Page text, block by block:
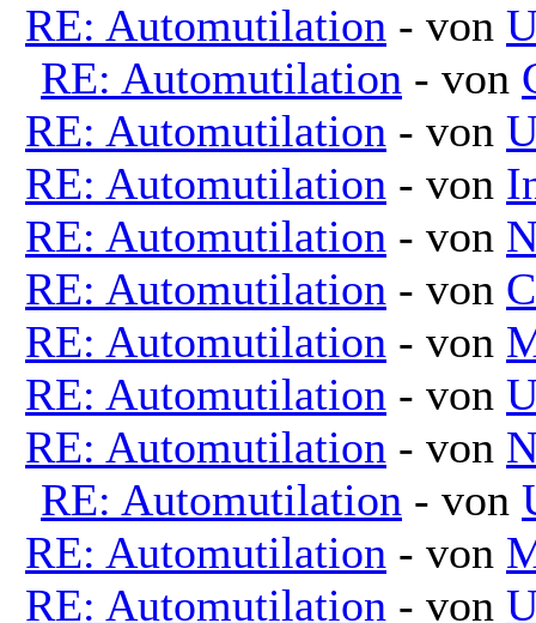
RE: Automutilation - von
RE: Automutilation - von
RE: Automutilation - von
RE: Automutilation - von
RE: Automutilation - von
RE: Automutilation - von
RE: Automutilation - von
RE: Automutilation - von
RE: Automutilation - von
RE: Automutilation - von
RE: Automutilation - von
RE: Automutilation - von